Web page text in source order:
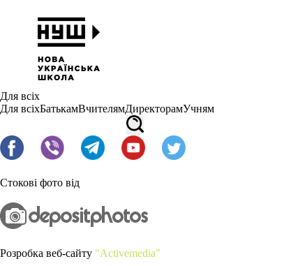
Для всіх
Для всіхБатькамВчителямДиректорамУчням
Стокові фото від
Розробка веб-сайту "Activemedia"